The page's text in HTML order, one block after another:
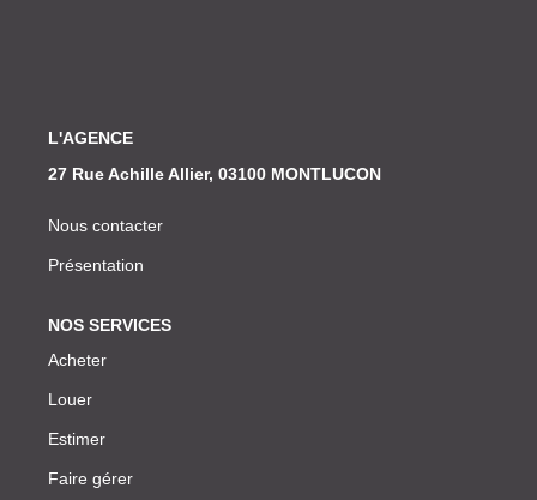
L'AGENCE
27 Rue Achille Allier, 03100 MONTLUCON
Nous contacter
Présentation
NOS SERVICES
Acheter
Louer
Estimer
Faire gérer